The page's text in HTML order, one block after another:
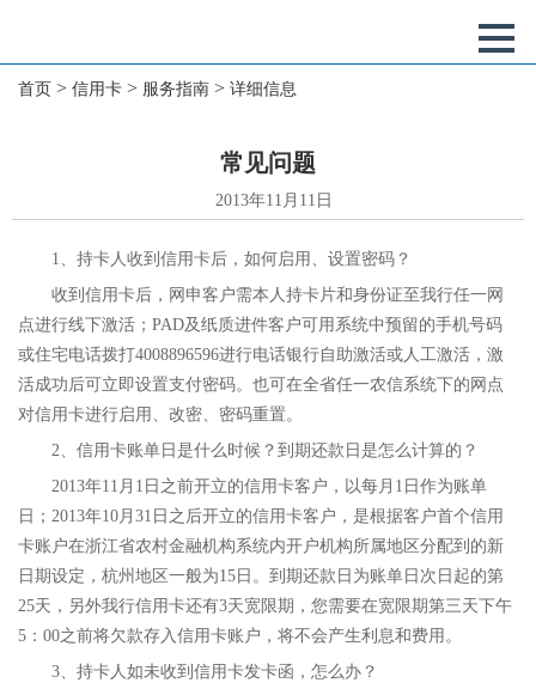
首页 > 信用卡 > 服务指南 > 详细信息
常见问题
2013年11月11日
1、持卡人收到信用卡后，如何启用、设置密码？
收到信用卡后，网申客户需本人持卡片和身份证至我行任一网
点进行线下激活；PAD及纸质进件客户可用系统中预留的手机号码
或住宅电话拨打4008896596进行电话银行自助激活或人工激活，激
活成功后可立即设置支付密码。也可在全省任一农信系统下的网点
对信用卡进行启用、改密、密码重置。
2、信用卡账单日是什么时候？到期还款日是怎么计算的？
2013年11月1日之前开立的信用卡客户，以每月1日作为账单
日；2013年10月31日之后开立的信用卡客户，是根据客户首个信用
卡账户在浙江省农村金融机构系统内开户机构所属地区分配到的新
日期设定，杭州地区一般为15日。到期还款日为账单日次日起的第
25天，另外我行信用卡还有3天宽限期，您需要在宽限期第三天下午
5：00之前将欠款存入信用卡账户，将不会产生利息和费用。
3、持卡人如未收到信用卡发卡函，怎么办？